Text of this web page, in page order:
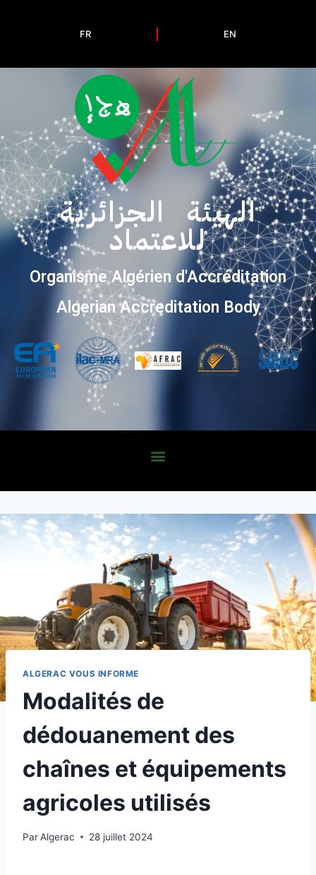
FR EN
الهيئة الجزائرية
للاعتماد
Organisme Algérien d'Accréditation
Algerian Accreditation Body
ALGERAC VOUS INFORME
Modalités de
dédouanement des
chaînes et équipements
agricoles utilisés
ParAlgerac 28 juillet 2024